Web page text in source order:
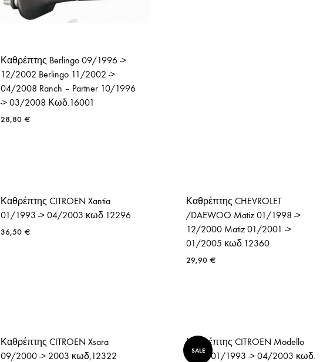
Καθρέπτης Berlingo 09/1996 ->
12/2002 Berlingo 11/2002 ->
04/2008 Ranch – Partner 10/1996
-> 03/2008 Κωδ.16001
28,80 €
Καθρέπτης CITROEN Xantia
01/1993 -> 04/2003 κωδ.12296
36,50 €
Καθρέπτης CHEVROLET
/DAEWOO Matiz 01/1998 ->
12/2000 Matiz 01/2001 ->
01/2005 κωδ.12360
29,90 €
Καθρέπτης CITROEN Xsara
09/2000 -> 2003 κωδ,12322
SALE
Καθρέπτης CITROEN Modello
Xantia 01/1993 -> 04/2003 κωδ.